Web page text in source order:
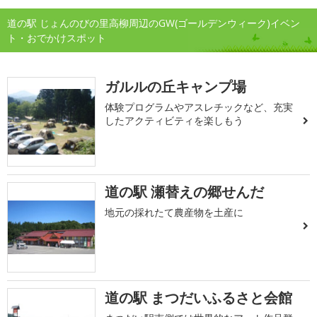
道の駅 じょんのびの里高柳周辺のGW(ゴールデンウィーク)イベン
ト・おでかけスポット
ガルルの丘キャンプ場
体験プログラムやアスレチックなど、充実
したアクティビティを楽しもう
道の駅 瀬替えの郷せんだ
地元の採れたて農産物を土産に
道の駅 まつだいふるさと会館